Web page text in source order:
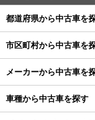
都道府県から中古車を
市区町村から中古車を
メーカーから中古車を
車種から中古車を探す